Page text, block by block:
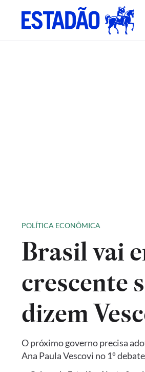
POLÍTICA ECONÔMICA
Brasil vai
crescente
dizem
O próximo governo precisa
Ana Paula Vescovi no 1º